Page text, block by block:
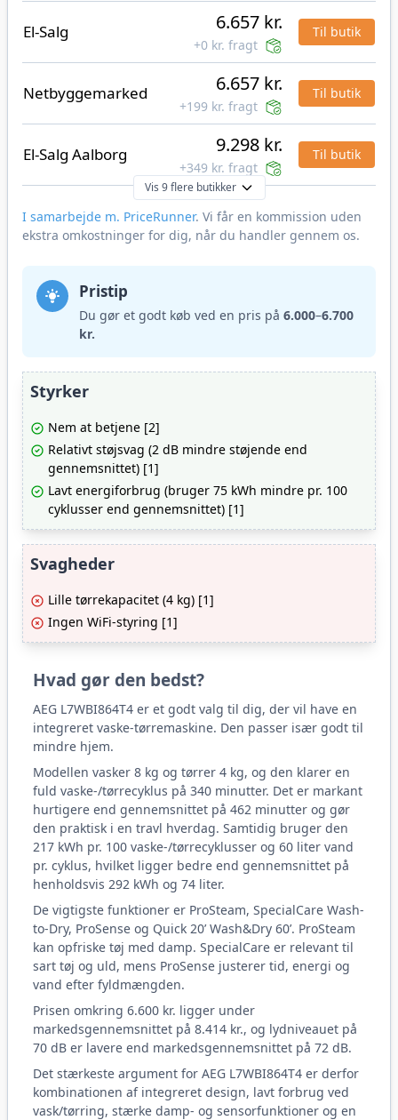
El-Salg 6.657 kr.
+0 kr. fragt
Til butik
Netbyggemarked 6.657 kr.
+199 kr. fragt
Til butik
El-Salg Aalborg 9.298 kr.
+349 kr. fragt
Til butik
Vis 9 flere butikker
I samarbejde m. PriceRunner. Vi får en kommission uden
ekstra omkostninger for dig, når du handler gennem os.
Pristip
Du gør et godt køb ved en pris på 6.000–6.700
kr.
Styrker
Nem at betjene [2]
Relativt støjsvag (2 dB mindre støjende end
gennemsnittet) [1]
Lavt energiforbrug (bruger 75 kWh mindre pr. 100
cyklusser end gennemsnittet) [1]
Svagheder
Lille tørrekapacitet (4 kg) [1]
Ingen WiFi-styring [1]
Hvad gør den bedst?
AEG L7WBI864T4 er et godt valg til dig, der vil have en
integreret vaske-tørremaskine. Den passer især godt til
mindre hjem.
Modellen vasker 8 kg og tørrer 4 kg, og den klarer en
fuld vaske-/tørrecyklus på 340 minutter. Det er markant
hurtigere end gennemsnittet på 462 minutter og gør
den praktisk i en travl hverdag. Samtidig bruger den
217 kWh pr. 100 vaske-/tørrecyklusser og 60 liter vand
pr. cyklus, hvilket ligger bedre end gennemsnittet på
henholdsvis 292 kWh og 74 liter.
De vigtigste funktioner er ProSteam, SpecialCare Wash-
to-Dry, ProSense og Quick 20’ Wash&Dry 60’. ProSteam
kan opfriske tøj med damp. SpecialCare er relevant til
sart tøj og uld, mens ProSense justerer tid, energi og
vand efter fyldmængden.
Prisen omkring 6.600 kr. ligger under
markedsgennemsnittet på 8.414 kr., og lydniveauet på
70 dB er lavere end markedsgennemsnittet på 72 dB.
Det stærkeste argument for AEG L7WBI864T4 er derfor
kombinationen af integreret design, lavt forbrug ved
vask/tørring, stærke damp- og sensorfunktioner og en